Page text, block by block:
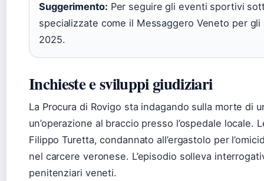
Suggerimento: Per seguire gli eventi sportivi
specializzate come il Messaggero Veneto per
2025.
Inchieste e sviluppi giudiziari
La Procura di Rovigo sta indagando sulla morte di
un’operazione al braccio presso l’ospedale
Filippo Turetta, condannato all’ergastolo per
nel carcere veronese. L’episodio solleva
penitenziari veneti.